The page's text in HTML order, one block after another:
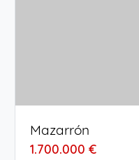
Mazarrón
1.700.000 €